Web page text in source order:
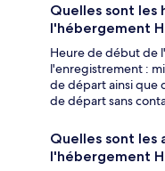
Quelles sont les
l'hébergement
Heure de début de
l'enregistrement :
de départ ainsi que
de départ sans
Quelles sont les
l'hébergement